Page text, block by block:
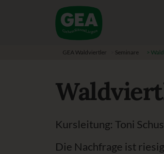
GEA Waldviertler Seminare >
Kursleitung: Toni
Die Nachfrage ist